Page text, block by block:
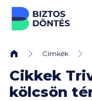
Ugrás a
Címkék
Cikkek
kölcsön